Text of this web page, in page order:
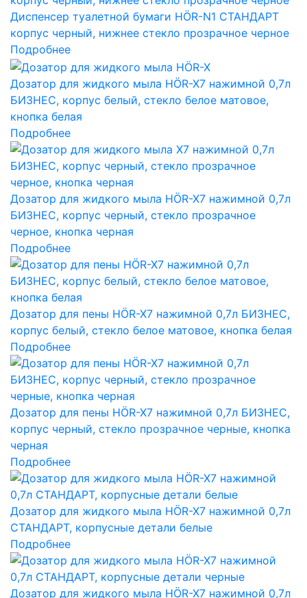
Диспенсер туалетной бумаги HÖR-N1 СТАНДАРТ
корпус черный, нижнее стекло прозрачное черное
Подробнее
Дозатор для жидкого мыла HÖR-X7 нажимной 0,7л
БИЗНЕС, корпус белый, стекло белое матовое,
кнопка белая
Подробнее
Дозатор для жидкого мыла HÖR-X7 нажимной 0,7л
БИЗНЕС, корпус черный, стекло прозрачное
черное, кнопка черная
Подробнее
Дозатор для пены HÖR-X7 нажимной 0,7л БИЗНЕС,
корпус белый, стекло белое матовое, кнопка белая
Подробнее
Дозатор для пены HÖR-X7 нажимной 0,7л БИЗНЕС,
корпус черный, стекло прозрачное черные, кнопка
черная
Подробнее
Дозатор для жидкого мыла HÖR-X7 нажимной 0,7л
СТАНДАРТ, корпусные детали белые
Подробнее
Дозатор для жидкого мыла HÖR-X7 нажимной 0,7л